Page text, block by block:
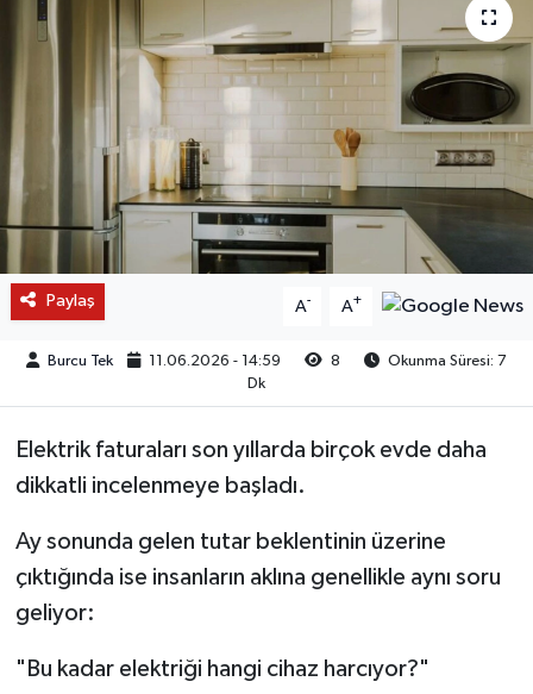
Paylaş A- A+
Burcu Tek 11.06.2026 - 14:59 8
Okunma Süresi: 7
Dk
Elektrik faturaları son yıllarda birçok evde daha
dikkatli incelenmeye başladı.
Ay sonunda gelen tutar beklentinin üzerine
çıktığında ise insanların aklına genellikle aynı soru
geliyor:
"Bu kadar elektriği hangi cihaz harcıyor?"